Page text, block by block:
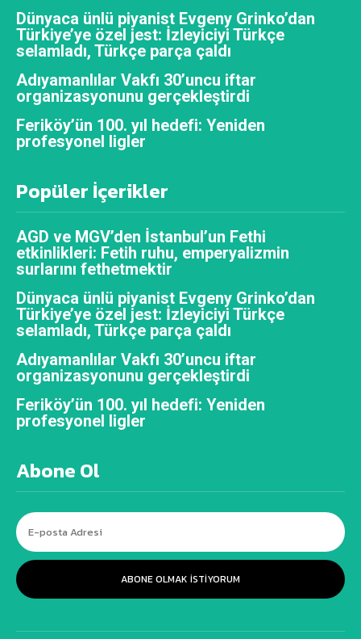
Dünyaca ünlü piyanist Evgeny Grinko’dan
Türkiye’ye özel jest: İzleyiciyi Türkçe
selamladı, Türkçe parça çaldı
Adıyamanlılar Vakfı 30’uncu iftar
organizasyonunu gerçekleştirdi
Feriköy’ün 100. yıl hedefi: Yeniden
profesyonel ligler
Popüler İçerikler
AGD ve MGV’den İstanbul’un Fethi
etkinlikleri: Fetih ruhu, emperyalizmin
surlarını fethetmektir
Dünyaca ünlü piyanist Evgeny Grinko’dan
Türkiye’ye özel jest: İzleyiciyi Türkçe
selamladı, Türkçe parça çaldı
Adıyamanlılar Vakfı 30’uncu iftar
organizasyonunu gerçekleştirdi
Feriköy’ün 100. yıl hedefi: Yeniden
profesyonel ligler
Abone Ol
ABONE OLMAK ISTIYORUM